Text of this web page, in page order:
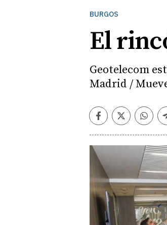
BURGOS
El
Geotelecom
Madrid /
Facebook
Twitter